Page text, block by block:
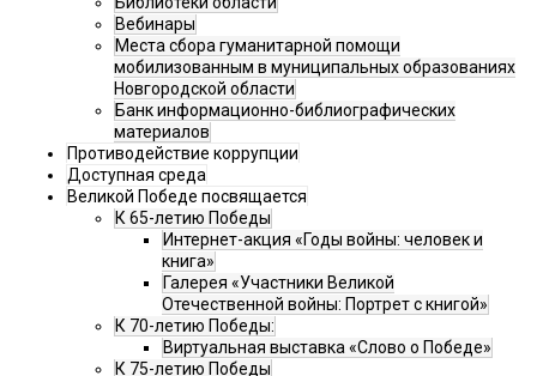
Вебинары
Места сбора гуманитарной помощи
мобилизованным в муниципальных образованиях
Новгородской области
Банк информационно-библиографических
материалов
Противодействие коррупции
Доступная среда
Великой Победе посвящается
К 65-летию Победы
Интернет-акция «Годы войны: человек и
книга»
Галерея «Участники Великой
Отечественной войны: Портрет с книгой»
К 70-летию Победы:
Виртуальная выставка «Слово о Победе»
К 75-летию Победы